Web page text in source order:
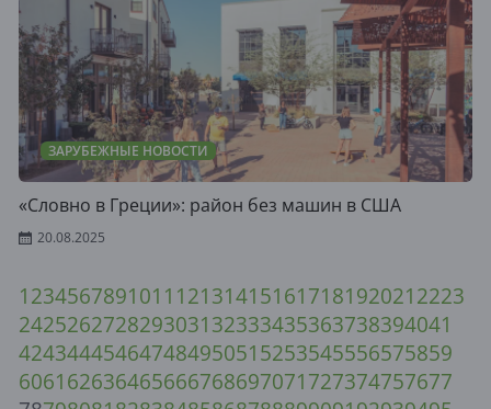
ЗАРУБЕЖНЫЕ НОВОСТИ
«Словно в Греции»: район без машин в США
20.08.2025
1234567891011 121314151617181920212223
242526272829303132333435363738394041
424344454647484950515253545556575859
606162636465666768697071727374757677